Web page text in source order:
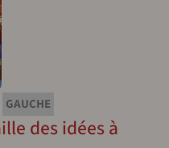
GAUCHE
des idées à